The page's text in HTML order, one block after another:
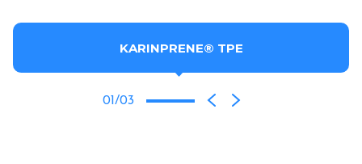
KARINPRENE® TPE
01/03